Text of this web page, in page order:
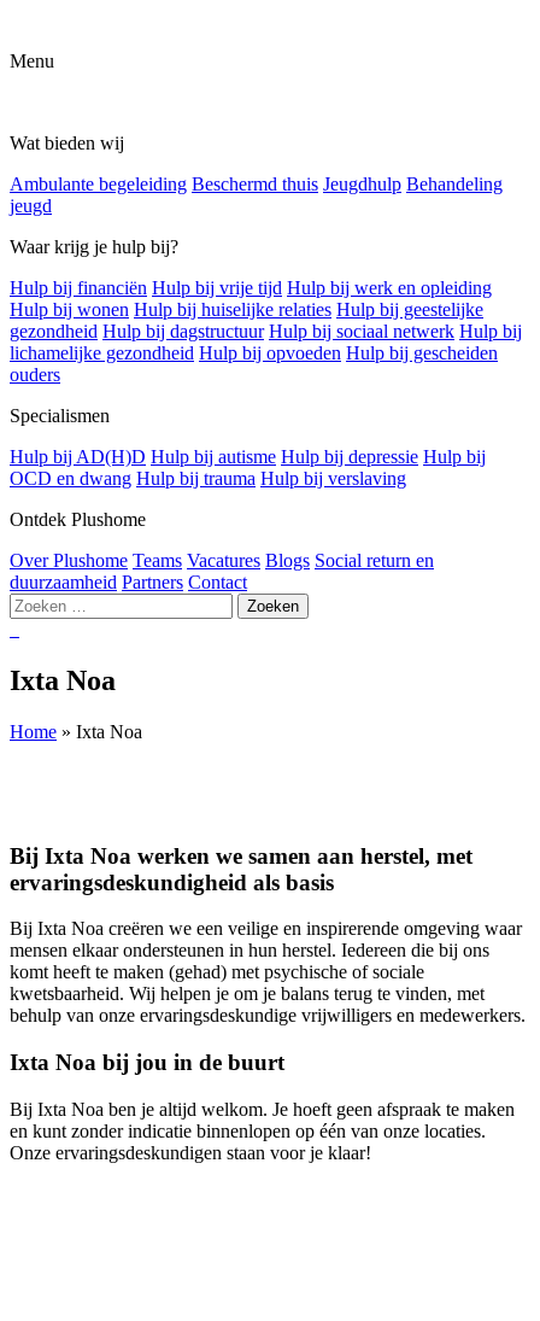
Menu
Wat bieden wij
Ambulante begeleiding Beschermd thuis Jeugdhulp Behandeling
jeugd
Waar krijg je hulp bij?
Hulp bij financiën Hulp bij vrije tijd Hulp bij werk en opleiding
Hulp bij wonen Hulp bij huiselijke relaties Hulp bij geestelijke
gezondheid Hulp bij dagstructuur Hulp bij sociaal netwerk Hulp bij
lichamelijke gezondheid Hulp bij opvoeden Hulp bij gescheiden
ouders
Specialismen
Hulp bij AD(H)D Hulp bij autisme Hulp bij depressie Hulp bij
OCD en dwang Hulp bij trauma Hulp bij verslaving
Ontdek Plushome
Over Plushome Teams Vacatures Blogs Social return en
duurzaamheid Partners Contact
Zoeken
naar:
Ixta Noa
Home » Ixta Noa
Bij Ixta Noa werken we samen aan herstel, met
ervaringsdeskundigheid als basis
Bij Ixta Noa creëren we een veilige en inspirerende omgeving waar
mensen elkaar ondersteunen in hun herstel. Iedereen die bij ons
komt heeft te maken (gehad) met psychische of sociale
kwetsbaarheid. Wij helpen je om je balans terug te vinden, met
behulp van onze ervaringsdeskundige vrijwilligers en medewerkers.
Ixta Noa bij jou in de buurt
Bij Ixta Noa ben je altijd welkom. Je hoeft geen afspraak te maken
en kunt zonder indicatie binnenlopen op één van onze locaties.
Onze ervaringsdeskundigen staan voor je klaar!